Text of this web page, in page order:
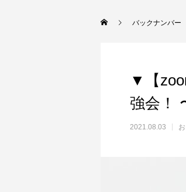
バックナンバー
▼【
強会！
2021.08.03